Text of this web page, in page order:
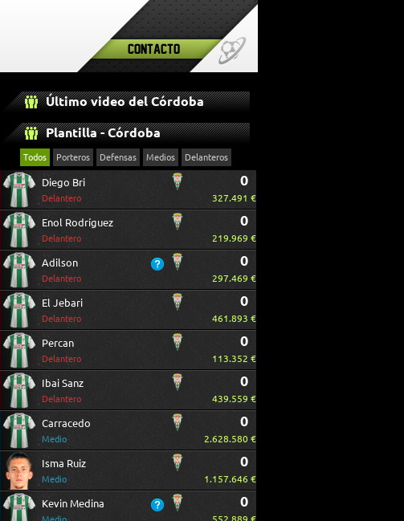
Contacto
Último video del Córdoba
Plantilla - Córdoba
Todos Porteros Defensas Medios Delanteros
Diego Bri
Delantero
0
327.491 €
Enol Rodríguez
Delantero
0
219.969 €
Adilson
Delantero
0
297.469 €
El Jebari
Delantero
0
461.893 €
Percan
Delantero
0
113.352 €
Ibai Sanz
Delantero
0
439.559 €
Carracedo
Medio
0
2.628.580 €
Isma Ruiz
Medio
0
1.157.646 €
Kevin Medina 0